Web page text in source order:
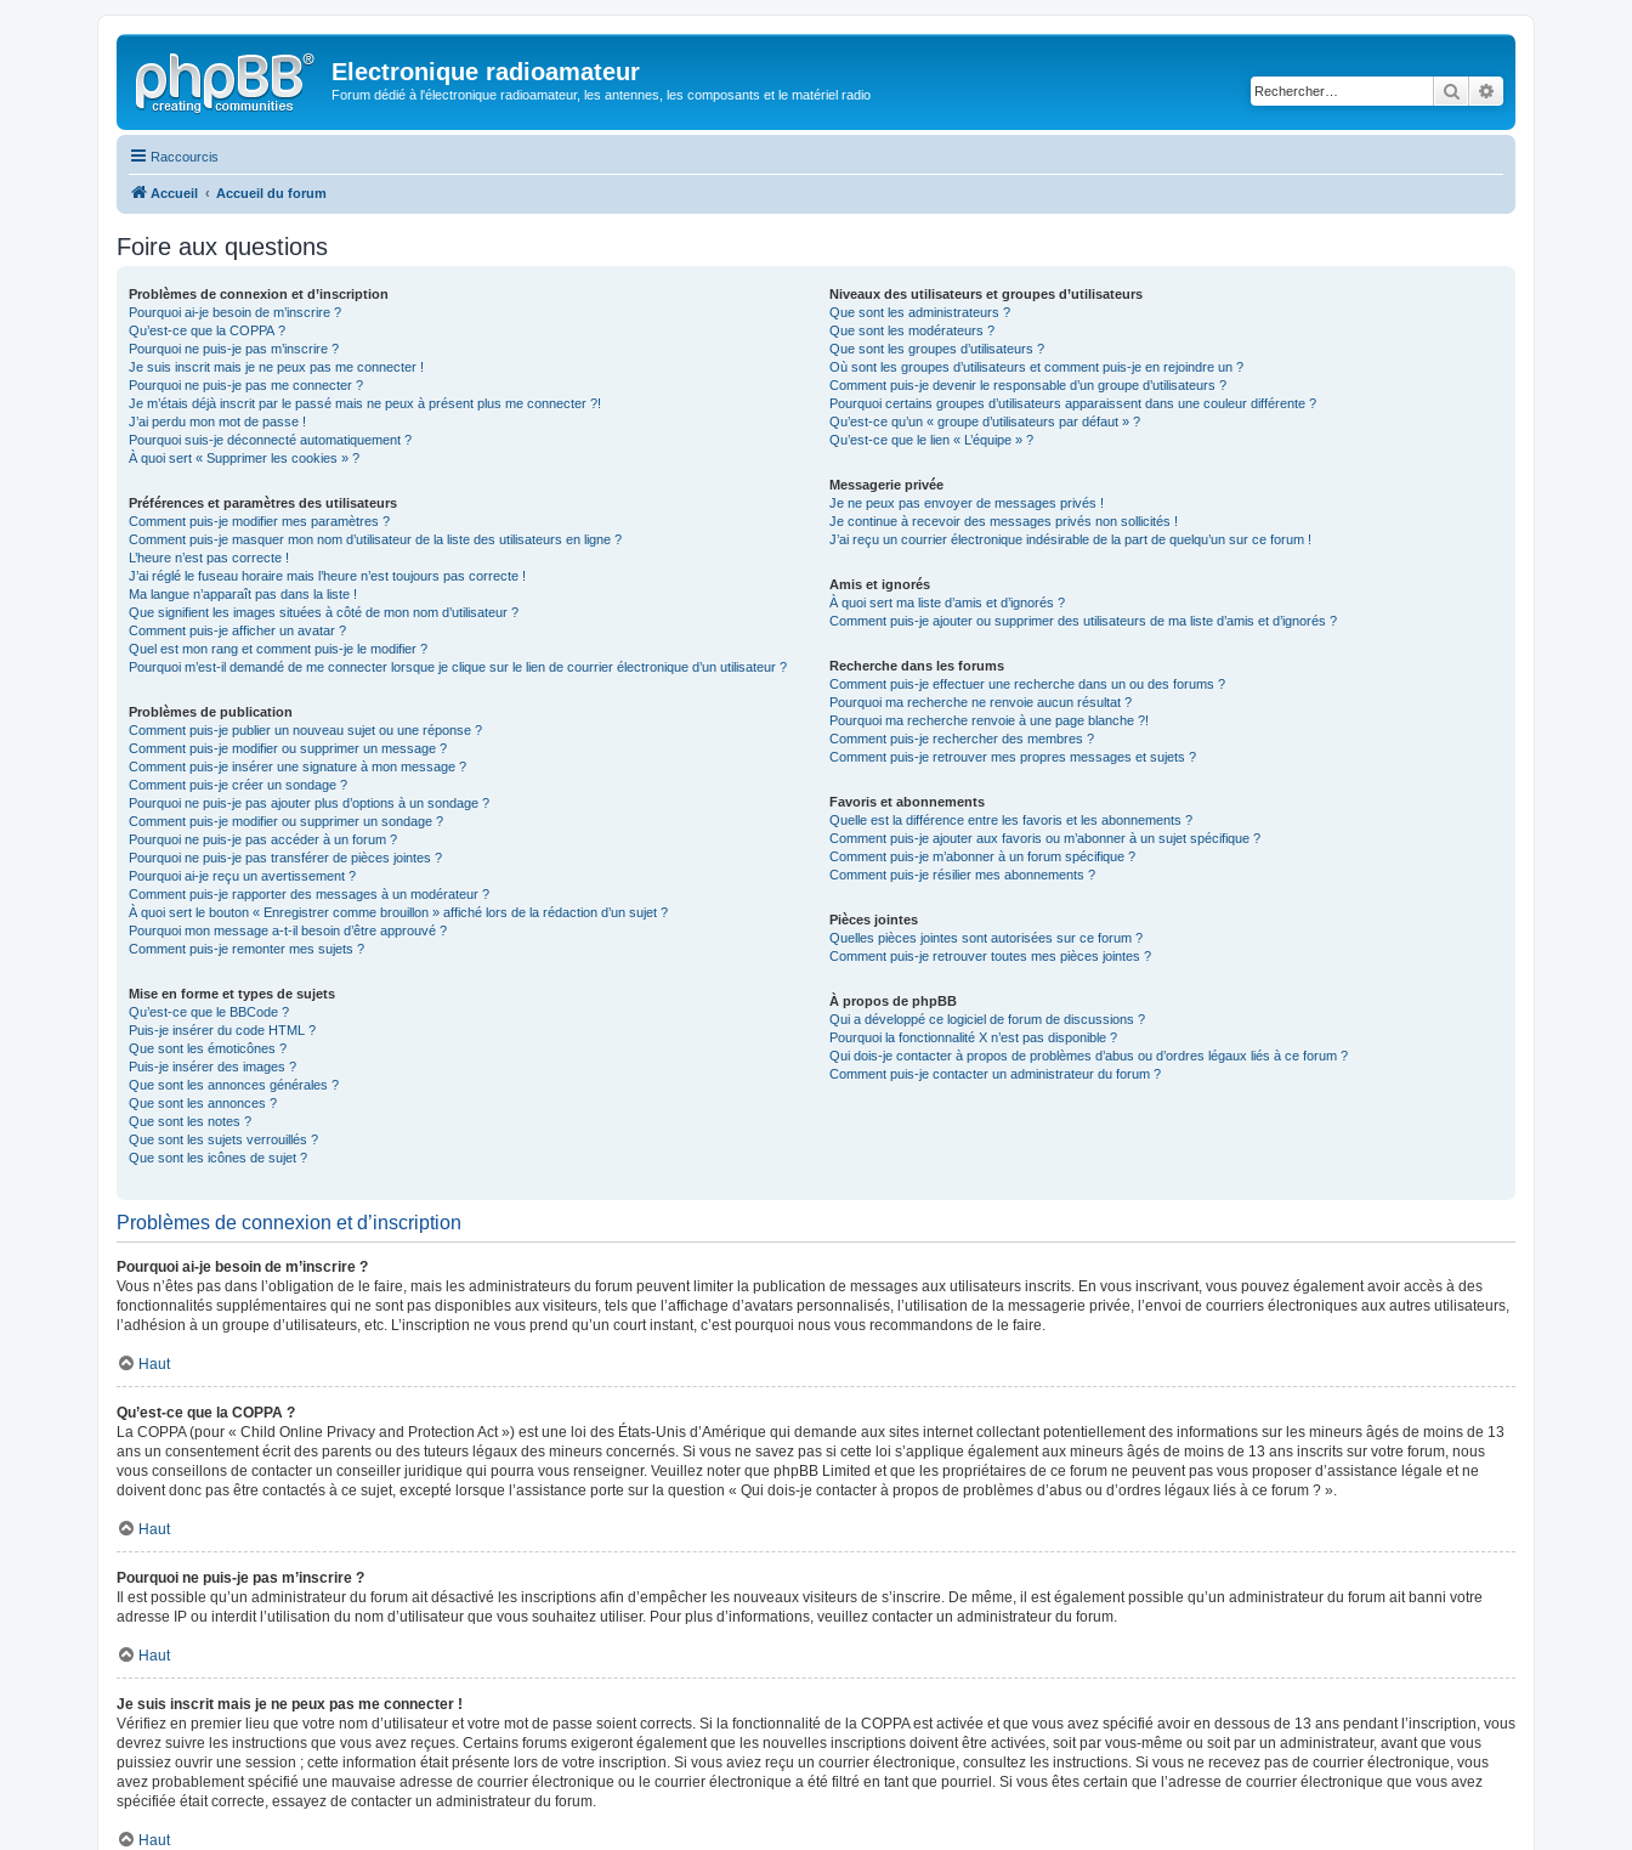
Electronique radioamateur
Forum dédié à l'électronique radioamateur, les antennes, les composants et le matériel radio Rechercher
Raccourcis
Accueil Accueil du forum
Foire aux questions
Problèmes de connexion et d’inscription
Pourquoi ai-je besoin de m’inscrire ?
Qu’est-ce que la COPPA ?
Pourquoi ne puis-je pas m’inscrire ?
Je suis inscrit mais je ne peux pas me connecter !
Pourquoi ne puis-je pas me connecter ?
Je m’étais déjà inscrit par le passé mais ne peux à présent plus me connecter ?!
J’ai perdu mon mot de passe !
Pourquoi suis-je déconnecté automatiquement ?
À quoi sert « Supprimer les cookies » ?
Préférences et paramètres des utilisateurs
Comment puis-je modifier mes paramètres ?
Comment puis-je masquer mon nom d’utilisateur de la liste des utilisateurs en ligne ?
L’heure n’est pas correcte !
J’ai réglé le fuseau horaire mais l’heure n’est toujours pas correcte !
Ma langue n’apparaît pas dans la liste !
Que signifient les images situées à côté de mon nom d’utilisateur ?
Comment puis-je afficher un avatar ?
Quel est mon rang et comment puis-je le modifier ?
Pourquoi m’est-il demandé de me connecter lorsque je clique sur le lien de courrier électronique d’un utilisateur ?
Problèmes de publication
Comment puis-je publier un nouveau sujet ou une réponse ?
Comment puis-je modifier ou supprimer un message ?
Comment puis-je insérer une signature à mon message ?
Comment puis-je créer un sondage ?
Pourquoi ne puis-je pas ajouter plus d’options à un sondage ?
Comment puis-je modifier ou supprimer un sondage ?
Pourquoi ne puis-je pas accéder à un forum ?
Pourquoi ne puis-je pas transférer de pièces jointes ?
Pourquoi ai-je reçu un avertissement ?
Comment puis-je rapporter des messages à un modérateur ?
À quoi sert le bouton « Enregistrer comme brouillon » affiché lors de la rédaction d’un sujet ?
Pourquoi mon message a-t-il besoin d’être approuvé ?
Comment puis-je remonter mes sujets ?
Mise en forme et types de sujets
Qu’est-ce que le BBCode ?
Puis-je insérer du code HTML ?
Que sont les émoticônes ?
Puis-je insérer des images ?
Que sont les annonces générales ?
Que sont les annonces ?
Que sont les notes ?
Que sont les sujets verrouillés ?
Que sont les icônes de sujet ?
Niveaux des utilisateurs et groupes d’utilisateurs
Que sont les administrateurs ?
Que sont les modérateurs ?
Que sont les groupes d’utilisateurs ?
Où sont les groupes d’utilisateurs et comment puis-je en rejoindre un ?
Comment puis-je devenir le responsable d’un groupe d’utilisateurs ?
Pourquoi certains groupes d’utilisateurs apparaissent dans une couleur différente ?
Qu’est-ce qu’un « groupe d’utilisateurs par défaut » ?
Qu’est-ce que le lien « L’équipe » ?
Messagerie privée
Je ne peux pas envoyer de messages privés !
Je continue à recevoir des messages privés non sollicités !
J’ai reçu un courrier électronique indésirable de la part de quelqu’un sur ce forum !
Amis et ignorés
À quoi sert ma liste d’amis et d’ignorés ?
Comment puis-je ajouter ou supprimer des utilisateurs de ma liste d’amis et d’ignorés ?
Recherche dans les forums
Comment puis-je effectuer une recherche dans un ou des forums ?
Pourquoi ma recherche ne renvoie aucun résultat ?
Pourquoi ma recherche renvoie à une page blanche ?!
Comment puis-je rechercher des membres ?
Comment puis-je retrouver mes propres messages et sujets ?
Favoris et abonnements
Quelle est la différence entre les favoris et les abonnements ?
Comment puis-je ajouter aux favoris ou m’abonner à un sujet spécifique ?
Comment puis-je m’abonner à un forum spécifique ?
Comment puis-je résilier mes abonnements ?
Pièces jointes
Quelles pièces jointes sont autorisées sur ce forum ?
Comment puis-je retrouver toutes mes pièces jointes ?
À propos de phpBB
Qui a développé ce logiciel de forum de discussions ?
Pourquoi la fonctionnalité X n’est pas disponible ?
Qui dois-je contacter à propos de problèmes d’abus ou d’ordres légaux liés à ce forum ?
Comment puis-je contacter un administrateur du forum ?
Problèmes de connexion et d’inscription
Pourquoi ai-je besoin de m’inscrire ?
Vous n’êtes pas dans l’obligation de le faire, mais les administrateurs du forum peuvent limiter la publication de messages aux utilisateurs inscrits. En vous inscrivant, vous pouvez également avoir accès à des
fonctionnalités supplémentaires qui ne sont pas disponibles aux visiteurs, tels que l’affichage d’avatars personnalisés, l’utilisation de la messagerie privée, l’envoi de courriers électroniques aux autres utilisateurs,
l’adhésion à un groupe d’utilisateurs, etc. L’inscription ne vous prend qu’un court instant, c’est pourquoi nous vous recommandons de le faire.
Haut
Qu’est-ce que la COPPA ?
La COPPA (pour « Child Online Privacy and Protection Act ») est une loi des États-Unis d’Amérique qui demande aux sites internet collectant potentiellement des informations sur les mineurs âgés de moins de 13
ans un consentement écrit des parents ou des tuteurs légaux des mineurs concernés. Si vous ne savez pas si cette loi s’applique également aux mineurs âgés de moins de 13 ans inscrits sur votre forum, nous
vous conseillons de contacter un conseiller juridique qui pourra vous renseigner. Veuillez noter que phpBB Limited et que les propriétaires de ce forum ne peuvent pas vous proposer d’assistance légale et ne
doivent donc pas être contactés à ce sujet, excepté lorsque l’assistance porte sur la question « Qui dois-je contacter à propos de problèmes d’abus ou d’ordres légaux liés à ce forum ? ».
Haut
Pourquoi ne puis-je pas m’inscrire ?
Il est possible qu’un administrateur du forum ait désactivé les inscriptions afin d’empêcher les nouveaux visiteurs de s’inscrire. De même, il est également possible qu’un administrateur du forum ait banni votre
adresse IP ou interdit l’utilisation du nom d’utilisateur que vous souhaitez utiliser. Pour plus d’informations, veuillez contacter un administrateur du forum.
Haut
Je suis inscrit mais je ne peux pas me connecter !
Vérifiez en premier lieu que votre nom d’utilisateur et votre mot de passe soient corrects. Si la fonctionnalité de la COPPA est activée et que vous avez spécifié avoir en dessous de 13 ans pendant l’inscription, vous
devrez suivre les instructions que vous avez reçues. Certains forums exigeront également que les nouvelles inscriptions doivent être activées, soit par vous-même ou soit par un administrateur, avant que vous
puissiez ouvrir une session ; cette information était présente lors de votre inscription. Si vous aviez reçu un courrier électronique, consultez les instructions. Si vous ne recevez pas de courrier électronique, vous
avez probablement spécifié une mauvaise adresse de courrier électronique ou le courrier électronique a été filtré en tant que pourriel. Si vous êtes certain que l’adresse de courrier électronique que vous avez
spécifiée était correcte, essayez de contacter un administrateur du forum.
Haut